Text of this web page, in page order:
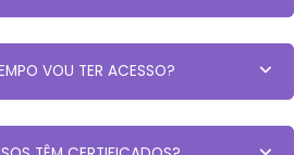
VOU TER ACESSO?